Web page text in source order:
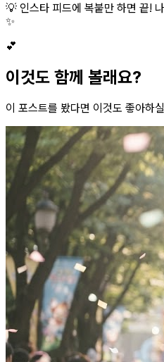
💡 인스타 피드에 복붙만 하면 끝!
✨
💕
이것도 함께 볼래요?
이 포스트를 봤다면 이것도 좋아하